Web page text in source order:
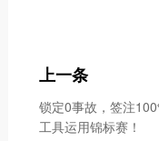
上一条
锁定0事故，签注
工具运用锦标赛！